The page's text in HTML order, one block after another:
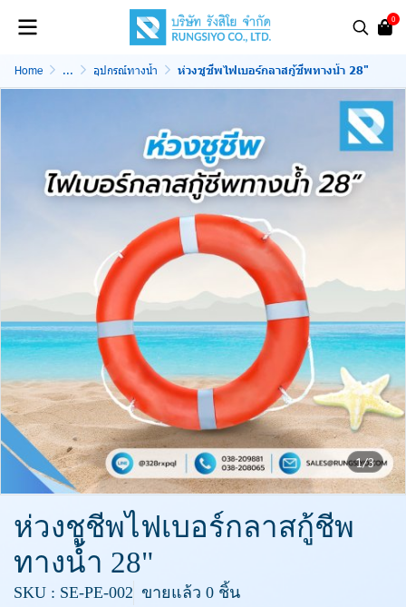
0
Home ... อุปกรณ์ทางน้ำ ห่วงชูชีพไฟเบอร์กลาสกู้ชีพทางน้ำ 28"
1/3
ห่วงชูชีพไฟเบอร์กลาสกู้ชีพ
ทางน้ำ 28"
SKU : SE-PE-002 ขายแล้ว 0 ชิ้น